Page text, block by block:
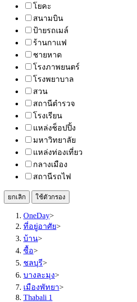
โยคะ
สนามบิน
ป้ายรถเมล์
ร้านกาแฟ
ชายหาด
โรงภาพยนตร์
โรงพยาบาล
สวน
สถานีตำรวจ
โรงเรียน
แหล่งช็อปปิ้ง
มหาวิทยาลัย
แหล่งท่องเที่ยว
กลางเมือง
สถานีรถไฟ
ยกเลิก ใช้ตัวกรอง
OneDay>
ที่อยู่อาศัย>
บ้าน>
ซื้อ>
ชลบุรี>
บางละมุง>
เมืองพัทยา>
Thabali 1